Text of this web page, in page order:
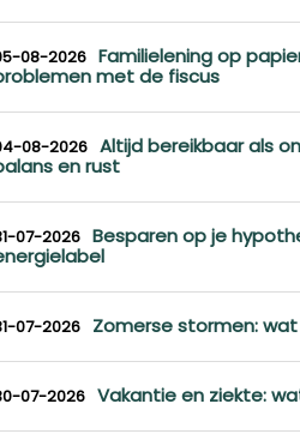
08-2026 Familielening op
met de fiscus
08-2026 Altijd bereikbaar als
en rust
07-2026 Besparen op je
07-2026 Zomerse stormen:
07-2026 Vakantie en ziekte: